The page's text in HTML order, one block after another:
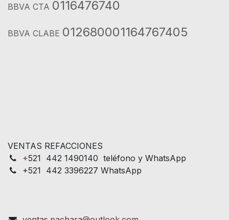
BBVA CTA 0116476740
BBVA CLABE 012680001164767405
VENTAS REFACCIONES
+521 442 1490140 teléfono y WhatsApp
+521 442 3396227 WhatsApp